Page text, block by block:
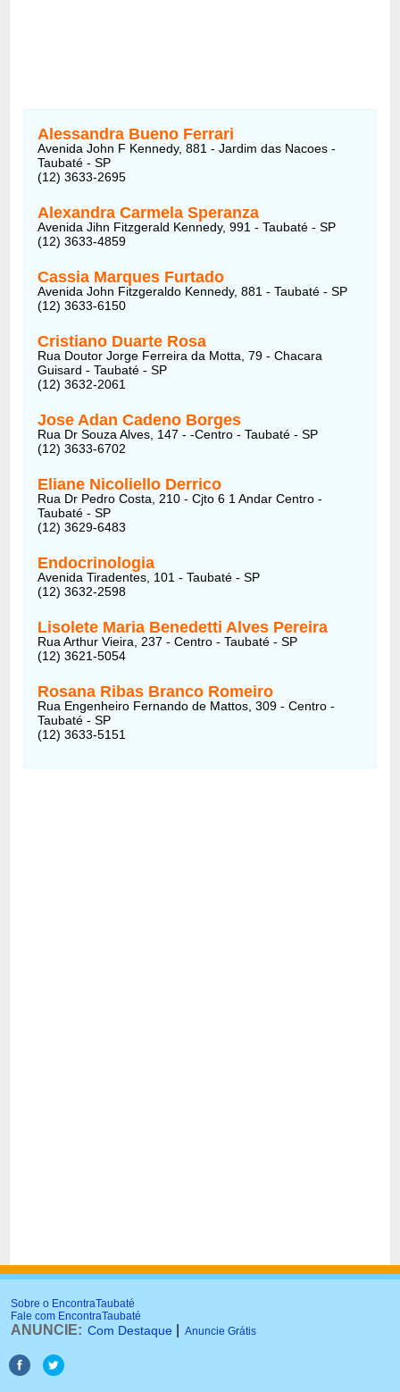
Alessandra Bueno Ferrari
Avenida John F Kennedy, 881 - Jardim das Nacoes -
Taubaté - SP
(12) 3633-2695
Alexandra Carmela Speranza
Avenida Jihn Fitzgerald Kennedy, 991 - Taubaté - SP
(12) 3633-4859
Cassia Marques Furtado
Avenida John Fitzgeraldo Kennedy, 881 - Taubaté - SP
(12) 3633-6150
Cristiano Duarte Rosa
Rua Doutor Jorge Ferreira da Motta, 79 - Chacara
Guisard - Taubaté - SP
(12) 3632-2061
Jose Adan Cadeno Borges
Rua Dr Souza Alves, 147 - -Centro - Taubaté - SP
(12) 3633-6702
Eliane Nicoliello Derrico
Rua Dr Pedro Costa, 210 - Cjto 6 1 Andar Centro -
Taubaté - SP
(12) 3629-6483
Endocrinologia
Avenida Tiradentes, 101 - Taubaté - SP
(12) 3632-2598
Lisolete Maria Benedetti Alves Pereira
Rua Arthur Vieira, 237 - Centro - Taubaté - SP
(12) 3621-5054
Rosana Ribas Branco Romeiro
Rua Engenheiro Fernando de Mattos, 309 - Centro -
Taubaté - SP
(12) 3633-5151
Sobre o EncontraTaubaté
Fale com EncontraTaubaté
ANUNCIE: Com Destaque Anuncie Grátis